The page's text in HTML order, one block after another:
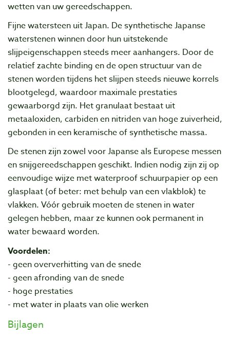
wetten van uw gereedschappen.
Fijne watersteen uit Japan. De synthetische Japanse
waterstenen winnen door hun uitstekende
slijpeigenschappen steeds meer aanhangers. Door de
relatief zachte binding en de open structuur van de
stenen worden tijdens het slijpen steeds nieuwe korrels
blootgelegd, waardoor maximale prestaties
gewaarborgd zijn. Het granulaat bestaat uit
metaaloxiden, carbiden en nitriden van hoge zuiverheid,
gebonden in een keramische of synthetische massa.
De stenen zijn zowel voor Japanse als Europese messen
en snijgereedschappen geschikt. Indien nodig zijn zij op
eenvoudige wijze met waterproof schuurpapier op een
glasplaat (of beter: met behulp van een vlakblok) te
vlakken. Vóór gebruik moeten de stenen in water
gelegen hebben, maar ze kunnen ook permanent in
water bewaard worden.
Voordelen:
- geen oververhitting van de snede
- geen afronding van de snede
- hoge prestaties
- met water in plaats van olie werken
Bijlagen